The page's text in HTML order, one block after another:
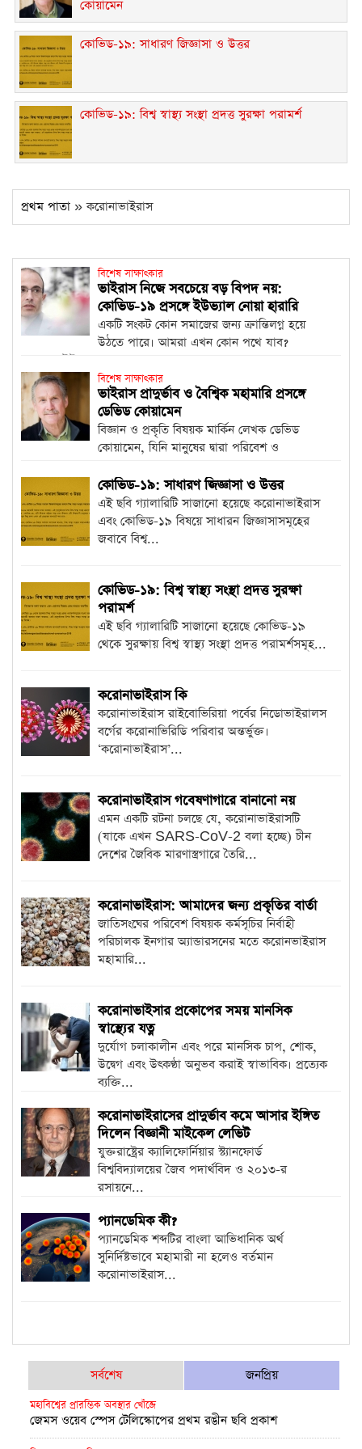
কোয়ামেন
কোভিড-১৯: সাধারণ জিজ্ঞাসা ও উত্তর
কোভিড-১৯: বিশ্ব স্বাস্থ্য সংস্থা প্রদত্ত সুরক্ষা পরামর্শ
প্রথম পাতা » করোনাভাইরাস
বিশেষ সাক্ষাৎকার
ভাইরাস নিজে সবচেয়ে বড় বিপদ নয়:
কোভিড-১৯ প্রসঙ্গে ইউভ্যাল নোয়া হারারি
একটি সংকট কোন সমাজের জন্য ক্রান্তিলগ্ন হয়ে
উঠতে পারে। আমরা এখন কোন পথে যাব?
অধ্যাপক ইউভ্যাল নোয়া...
বিশেষ সাক্ষাৎকার
ভাইরাস প্রাদুর্ভাব ও বৈশ্বিক মহামারি প্রসঙ্গে
ডেভিড কোয়ামেন
বিজ্ঞান ও প্রকৃতি বিষয়ক মার্কিন লেখক ডেভিড
কোয়ামেন, যিনি মানুষের দ্বারা পরিবেশ ও
কোভিড-১৯: সাধারণ জিজ্ঞাসা ও উত্তর
এই ছবি গ্যালারিটি সাজানো হয়েছে করোনাভাইরাস
এবং কোভিড-১৯ বিষয়ে সাধারন জিজ্ঞাসাসমূহের
জবাবে বিশ্ব...
কোভিড-১৯: বিশ্ব স্বাস্থ্য সংস্থা প্রদত্ত সুরক্ষা
পরামর্শ
এই ছবি গ্যালারিটি সাজানো হয়েছে কোভিড-১৯
থেকে সুরক্ষায় বিশ্ব স্বাস্থ্য সংস্থা প্রদত্ত পরামর্শসমূহ...
করোনাভাইরাস কি
করোনাভাইরাস রাইবোভিরিয়া পর্বের নিডোভাইরালস
বর্গের করোনাভিরিডি পরিবার অন্তর্ভুক্ত।
‘করোনাভাইরাস’...
করোনাভাইরাস গবেষণাগারে বানানো নয়
এমন একটি রটনা চলছে যে, করোনাভাইরাসটি
(যাকে এখন SARS-CoV-2 বলা হচ্ছে) চীন
দেশের জৈবিক মারণাস্ত্রগারে তৈরি...
করোনাভাইরাস: আমাদের জন্য প্রকৃতির বার্তা
জাতিসংঘের পরিবেশ বিষয়ক কর্মসূচির নির্বাহী
পরিচালক ইনগার অ্যান্ডারসনের মতে করোনভাইরাস
মহামারি...
করোনাভাইসার প্রকোপের সময় মানসিক
স্বাস্থ্যের যত্ন
দুর্যোগ চলাকালীন এবং পরে মানসিক চাপ, শোক,
উদ্বেগ এবং উৎকণ্ঠা অনুভব করাই স্বাভাবিক। প্রত্যেক
ব্যক্তি...
করোনাভাইরাসের প্রাদুর্ভাব কমে আসার ইঙ্গিত
দিলেন বিজ্ঞানী মাইকেল লেভিট
যুক্তরাষ্ট্রের ক্যালিফোর্নিয়ার স্ট্যানফোর্ড
বিশ্ববিদ্যালয়ের জৈব পদার্থবিদ ও ২০১৩-র
রসায়নে...
প্যানডেমিক কী?
প্যানডেমিক শব্দটির বাংলা আভিধানিক অর্থ
সুনির্দিষ্টভাবে মহামারী না হলেও বর্তমান
করোনাভাইরাস...
সর্বশেষ জনপ্রিয়
মহাবিশ্বের প্রারম্ভিক অবস্থার খোঁজে
জেমস ওয়েব স্পেস টেলিস্কোপের প্রথম রঙীন ছবি প্রকাশ